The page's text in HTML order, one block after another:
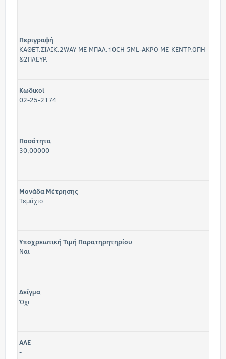
Περιγραφή
ΚΑΘΕΤ.ΣΙΛΙΚ.2WAY ΜΕ ΜΠΑΛ.10CH 5ML-ΑΚΡΟ ΜΕ ΚΕΝΤΡ.ΟΠΗ
&2ΠΛΕΥΡ.
Κωδικοί
02-25-2174
Ποσότητα
30,00000
Μονάδα Μέτρησης
Τεμάχιο
Υποχρεωτική Τιμή Παρατηρητηρίου
Ναι
Δείγμα
Όχι
ΑΛΕ
-